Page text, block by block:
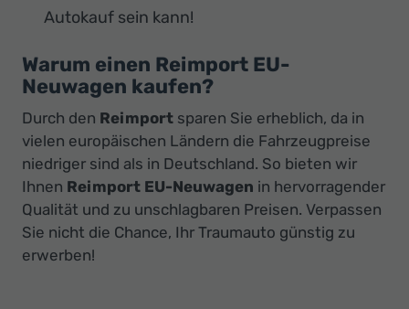
Autokauf sein kann!
Warum einen Reimport EU-
Neuwagen kaufen?
Durch den Reimport sparen Sie erheblich, da in
vielen europäischen Ländern die Fahrzeugpreise
niedriger sind als in Deutschland. So bieten wir
Ihnen Reimport EU-Neuwagen in hervorragender
Qualität und zu unschlagbaren Preisen. Verpassen
Sie nicht die Chance, Ihr Traumauto günstig zu
erwerben!